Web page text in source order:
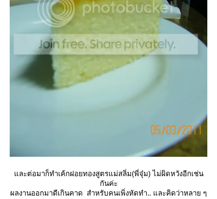
ละต่อมาก็ทำเค้กฝอยทองสูตรแม่สลิ่ม(พี่จุ๋ม) ไม่ผิดหวังอีกเช่น
กันค่ะ
ผลงานออกมาดีเกินคาด สำหรับคนเพิ่งหัดทำ.. และคิดว่าหลาย ๆ